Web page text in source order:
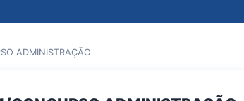
ADMINISTRAÇÃO